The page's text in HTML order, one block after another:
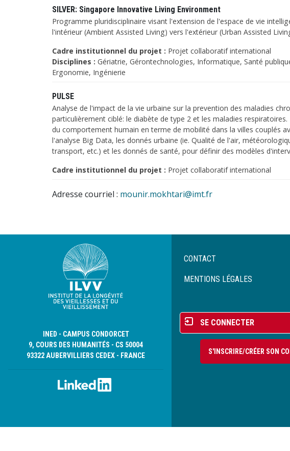
SILVER: Singapore Innovative Living Environment
Programme pluridisciplinaire visant l'extension de l'espace de vie
l'intérieur (Ambient Assisted Living) vers l'extérieur (Urban Assisted
Cadre institutionnel du projet : Projet collaboratif international
Disciplines : Gériatrie, Gérontechnologies, Informatique, Santé
Ergonomie, Ingénierie
PULSE
Analyse de l'impact de la vie urbaine sur la prevention des maladies
particulièrement ciblé: le diabète de type 2 et les maladies respiratoires.
du comportement humain en terme de mobilité dans la villes couplés
l'analyse Big Data, les donnés urbaine (ie. Qualité de l'air,
transport, etc.) et les donnés de santé, pour définir des modèles
Cadre institutionnel du projet : Projet collaboratif international
Adresse courriel : mounir.mokhtari@imt.fr
INED - CAMPUS CONDORCET
9, COURS DES HUMANITÉS - CS 50004
93322 AUBERVILLIERS CEDEX - FRANCE
Menu
de
CONTACT
MENTIONS LÉGALES
Menu
du
compte
l'utilisateur
SE CONNECTER
S'INSCRIRE/CRÉER SON